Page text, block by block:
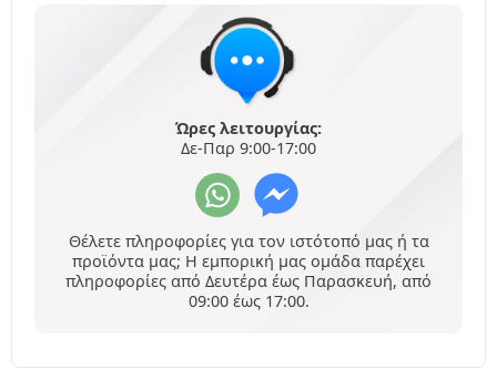
Ώρες λειτουργίας:
Δε-Παρ 9:00-17:00
Θέλετε πληροφορίες για τον ιστότοπό μας ή τα
προϊόντα μας; Η εμπορική μας ομάδα παρέχει
πληροφορίες από Δευτέρα έως Παρασκευή, από
09:00 έως 17:00.